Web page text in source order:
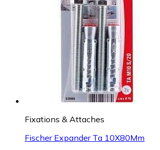
Fixations & Attaches
Fischer Expander Ta 10X80Mm